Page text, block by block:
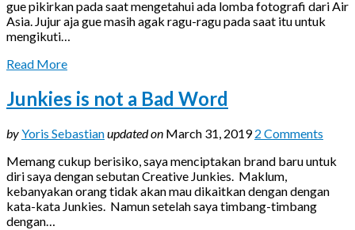
gue pikirkan pada saat mengetahui ada lomba fotografi dari Air
Asia. Jujur aja gue masih agak ragu-ragu pada saat itu untuk
mengikuti…
Read More
Junkies is not a Bad Word
byYoris Sebastianupdated on March 31, 2019 2 Comments
Memang cukup berisiko, saya menciptakan brand baru untuk
diri saya dengan sebutan Creative Junkies. Maklum,
kebanyakan orang tidak akan mau dikaitkan dengan dengan
kata-kata Junkies. Namun setelah saya timbang-timbang
dengan…